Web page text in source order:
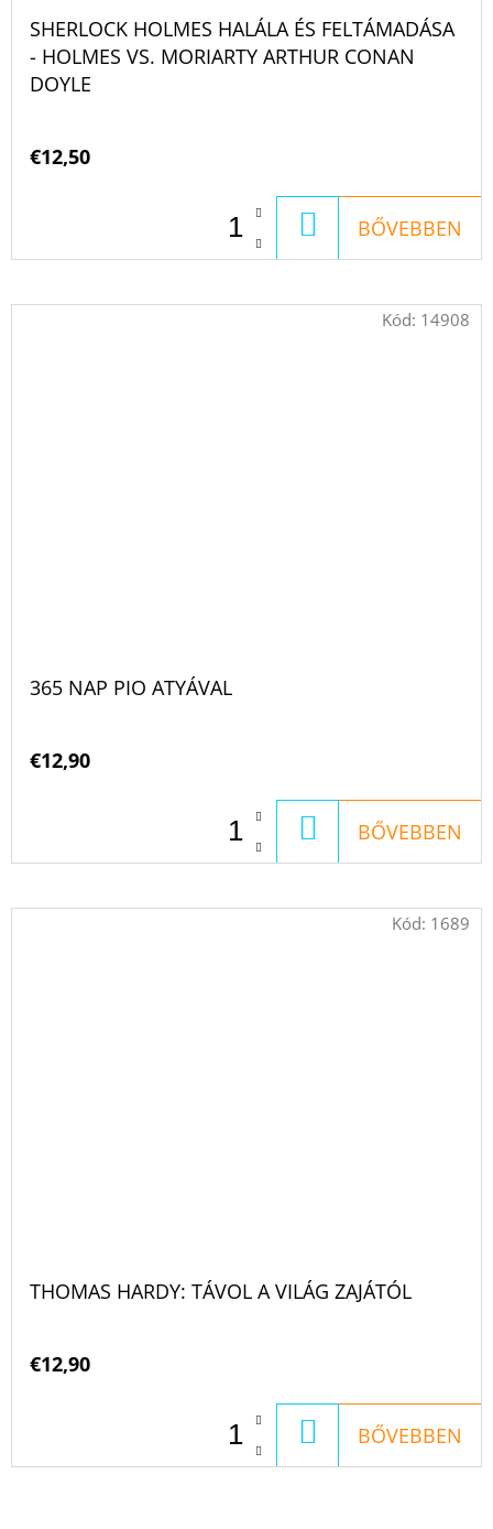
SHERLOCK HOLMES HALÁLA ÉS FELTÁMADÁSA
- HOLMES VS. MORIARTY ARTHUR CONAN
DOYLE
€12,50
KOSÁRBA
BŐVEBBEN
365 NAP PIO ATYÁVAL
€12,90
KOSÁRBA
BŐVEBBEN
Kód: 14908
THOMAS HARDY: TÁVOL A VILÁG ZAJÁTÓL
€12,90
KOSÁRBA
BŐVEBBEN
Kód: 1689